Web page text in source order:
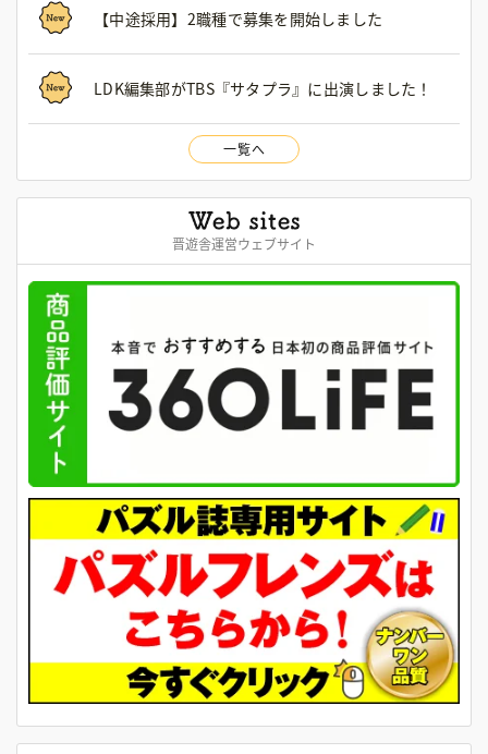
【中途採用】2職種で募集を開始しました
LDK編集部がTBS『サタプラ』に出演しました！
一覧へ
晋遊舎運営ウェブサイト